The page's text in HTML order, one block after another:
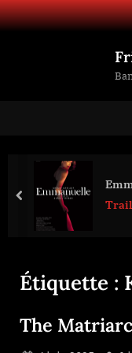
Skip
to
prev
Étiquette :
The